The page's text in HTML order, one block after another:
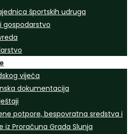
športskih udruga
gospodarstvo
vijeća
dokumentacija
potpore, bespovratna sredstva i
iz Proračuna Grada Slunja